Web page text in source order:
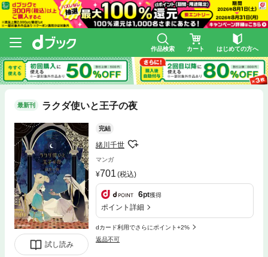
作品検索 カート はじめての方へ
最新刊 ラクダ使いと王子の夜
試し読み
完結
緒川千世
マンガ
701 (税込)
6pt獲得
ポイント詳細
dカード利用でさらにポイント+2%
返品不可